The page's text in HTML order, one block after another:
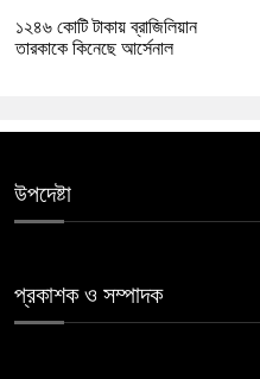
১২৪৬ কোটি টাকায় ব্রাজিলিয়ান
তারকাকে কিনেছে আর্সেনাল
উপদেষ্টা
প্রকাশক ও সম্পাদক